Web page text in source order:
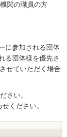
関の職員の方
に参加される団体
る団体様を優先さ
せていただく場合
さい。
ください。